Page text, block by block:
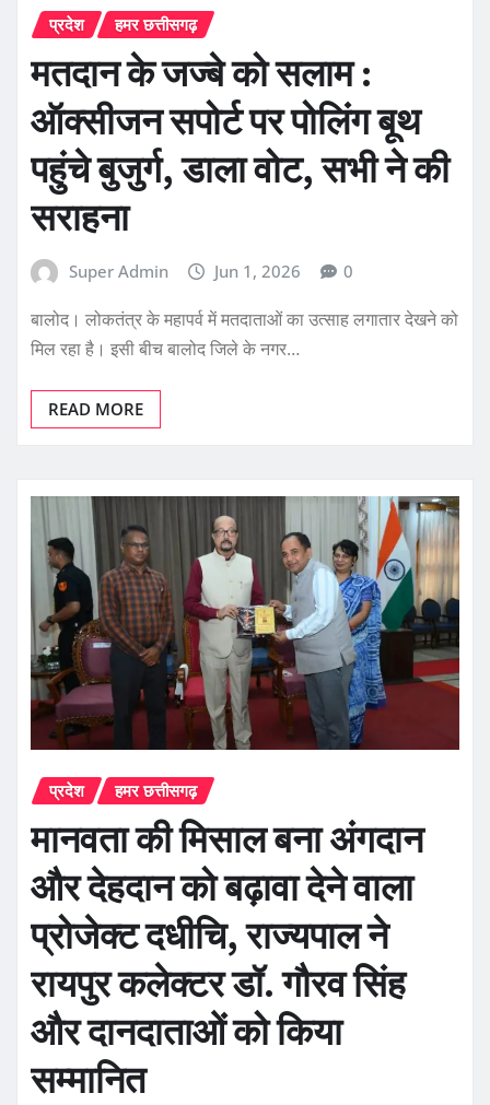
प्रदेश हमर छत्तीसगढ़
मतदान के जज्बे को सलाम :
ऑक्सीजन सपोर्ट पर पोलिंग बूथ
पहुंचे बुजुर्ग, डाला वोट, सभी ने की
सराहना
Super Admin Jun 1, 2026 0
बालोद। लोकतंत्र के महापर्व में मतदाताओं का उत्साह लगातार देखने को
मिल रहा है। इसी बीच बालोद जिले के नगर…
READ MORE
प्रदेश हमर छत्तीसगढ़
मानवता की मिसाल बना अंगदान
और देहदान को बढ़ावा देने वाला
प्रोजेक्ट दधीचि, राज्यपाल ने
रायपुर कलेक्टर डॉ. गौरव सिंह
और दानदाताओं को किया
सम्मानित